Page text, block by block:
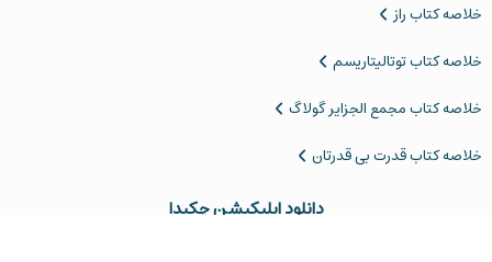
خلاصه کتاب‌ راز
خلاصه کتاب توتالیتاریسم
‌خلاصه کتاب مجمع الجزایر گولاگ
خلاصه کتاب قدرت بی قدرتان
دانلود اپلیکیشن چکیدا